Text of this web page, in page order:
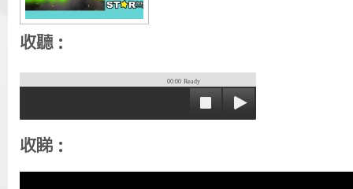
收聽：
00:00 Ready
收睇：